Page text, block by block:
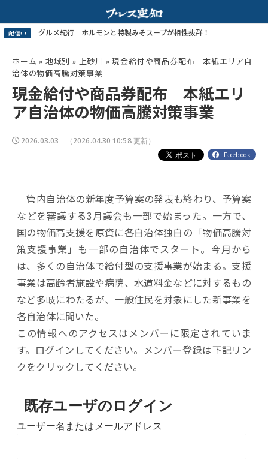
ホーム » 地域別 » 上砂川 »現金給付や商品券配布 本紙エリア自
治体の物価高騰対策事業
現金給付や商品券配布 本紙エリ
ア自治体の物価高騰対策事業
2026.03.03 （2026.04.30 10:58 更新）
Facebook
管内自治体の新年度予算案の発表も終わり、予算案
などを審議する3月議会も一部で始まった。一方で、
国の物価高支援を原資に各自治体独自の「物価高騰対
策支援事業」も一部の自治体でスタート。今月から
は、多くの自治体で給付型の支援事業が始まる。支援
事業は高齢者施設や病院、水道料金などに対するもの
など多岐にわたるが、一般住民を対象にした新事業を
各自治体に聞いた。
この情報へのアクセスはメンバーに限定されていま
す。ログインしてください。メンバー登録は下記リン
クをクリックしてください。
既存ユーザのログイン
ユーザー名またはメールアドレス